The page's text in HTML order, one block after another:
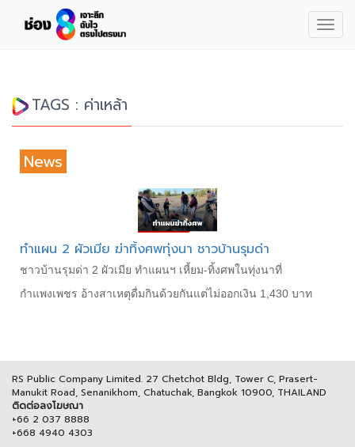
TAGS : ค่าเหล้า
News
ทำแผน 2 ผัวเมีย ฆ่าทิ้งศพทุ่งนา ชาวบ้านรุมด่า
ชาวบ้านรุมด่า 2 ผัวเมีย ทำแผนฯ เหี้ยม-ทิ้งศพในทุ่งนาที่
กำแพงเพชร อ้างสาเหตุดื่มกินด้วยกันแต่ไม่ออกเงิน 1,430 บาท
RS Public Company Limited. 27 Chetchot Bldg, Tower C, Prasert-
Manukit Road, Senanikhom, Chatuchak, Bangkok 10900, THAILAND
ติดต่อลงโฆษณา
+66 2 037 8888
+668 4940 4303